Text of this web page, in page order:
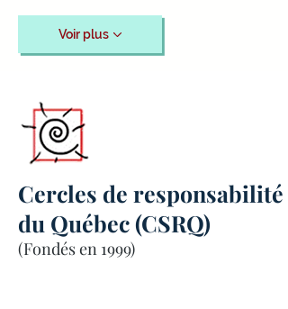
Voir plus
Cercles de responsabilité
du Québec (CSRQ)
(Fondés en 1999)